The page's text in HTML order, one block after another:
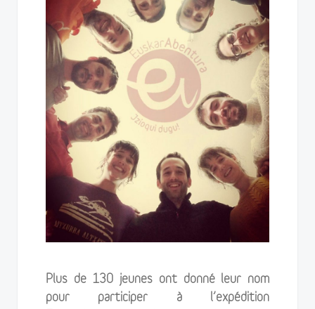
Plus de 130 jeunes ont donné leur nom
pour participer à l’expédition